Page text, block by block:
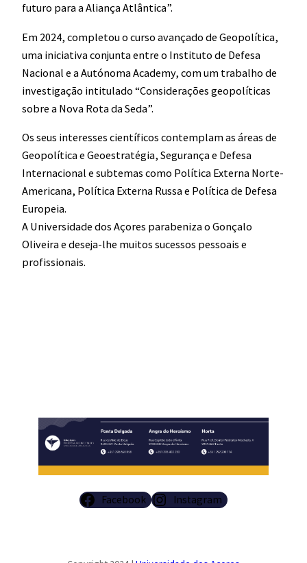
futuro para a Aliança Atlântica”.
Em 2024, completou o curso avançado de Geopolítica,
uma iniciativa conjunta entre o Instituto de Defesa
Nacional e a Autónoma Academy, com um trabalho de
investigação intitulado “Considerações geopolíticas
sobre a Nova Rota da Seda”.
Os seus interesses científicos contemplam as áreas de
Geopolítica e Geoestratégia, Segurança e Defesa
Internacional e subtemas como Política Externa Norte-
Americana, Política Externa Russa e Política de Defesa
Europeia.
A Universidade dos Açores parabeniza o Gonçalo
Oliveira e deseja-lhe muitos sucessos pessoais e
profissionais.
Facebook Instagram